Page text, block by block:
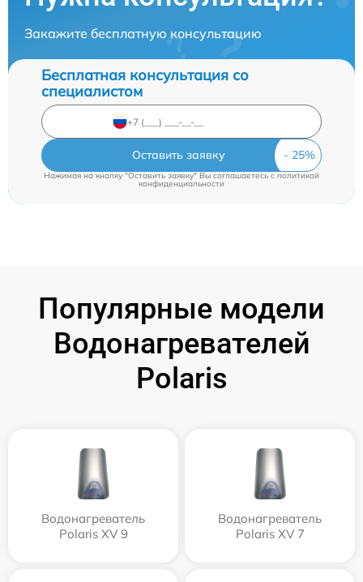
Закажите бесплатную консультацию
Бесплатная консультация со
специалистом
Оставить заявку
Нажимая на кнопку "Оставить заявку" Вы соглашаетесь cполитикой
конфиденциальности
Популярные модели
Водонагревателей
Polaris
Водонагреватель
Polaris XV 9
Водонагреватель
Polaris XV 7